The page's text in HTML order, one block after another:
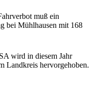
muß ein
bei Mühlhausen mit 168
wird in diesem Jahr
Landkreis hervorgehoben.